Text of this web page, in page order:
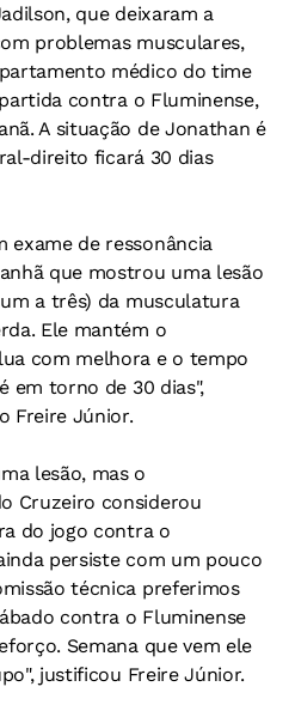
que deixaram a
problemas musculares,
médico do time
contra o Fluminense,
A situação de Jonathan é
direito ficará 30 dias
exame de ressonância
que mostrou uma lesão
a três) da musculatura
Ele mantém o
com melhora e o tempo
em torno de 30 dias",
Freire Júnior.
lesão, mas o
Cruzeiro considerou
do jogo contra o
persiste com um pouco
técnica preferimos
contra o Fluminense
Semana que vem ele
justificou Freire Júnior.